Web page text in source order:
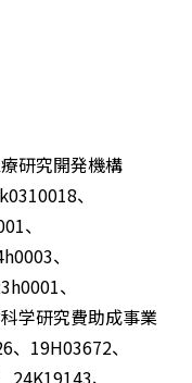
研究開発機構
、
、
、
、
学研究費助成事業
、19H03672、
、